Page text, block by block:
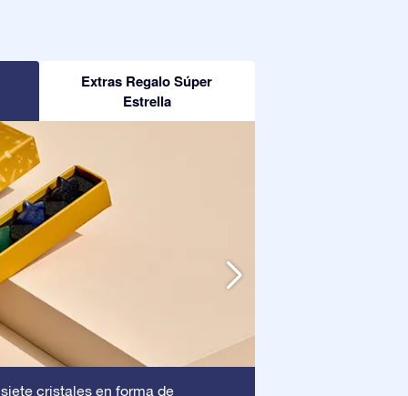
Extras Regalo Súper
Estrella
cristales en forma de